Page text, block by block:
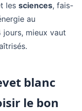
les sciences, fais-
au
jours, mieux vaut
blanc
le bon